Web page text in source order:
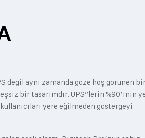
degil aynı zamanda göze hoş görünen
bir tasarımdır. UPS”lerin %90’ının
yere eğilmeden göstergeyi